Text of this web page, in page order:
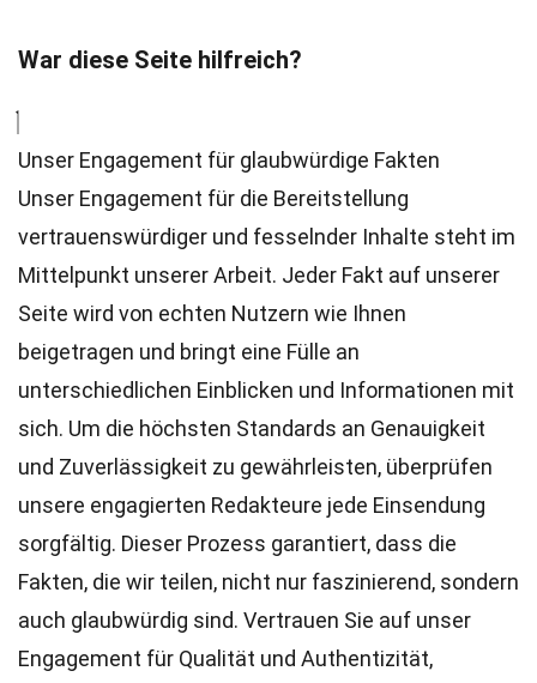
War diese Seite hilfreich?
Unser Engagement für glaubwürdige Fakten
Unser Engagement für die Bereitstellung
vertrauenswürdiger und fesselnder Inhalte steht im
Mittelpunkt unserer Arbeit. Jeder Fakt auf unserer
Seite wird von echten Nutzern wie Ihnen
beigetragen und bringt eine Fülle an
unterschiedlichen Einblicken und Informationen mit
sich. Um die höchsten Standards an Genauigkeit
und Zuverlässigkeit zu gewährleisten, überprüfen
unsere engagierten Redakteure jede Einsendung
sorgfältig. Dieser Prozess garantiert, dass die
Fakten, die wir teilen, nicht nur faszinierend, sondern
auch glaubwürdig sind. Vertrauen Sie auf unser
Engagement für Qualität und Authentizität,